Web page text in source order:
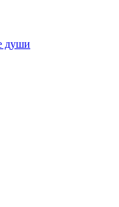
души